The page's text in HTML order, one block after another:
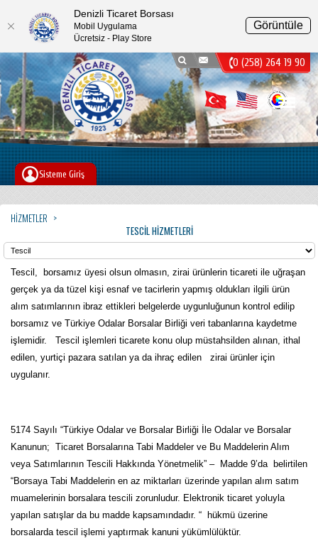
0 (258) 264 19 90
Sisteme Giriş
HIZMETLER
TESCIL HIZMETLERI
Tescil, borsamız üyesi olsun olmasın, zirai ürünlerin ticareti ile uğraşan
gerçek ya da tüzel kişi esnaf ve tacirlerin yapmış oldukları ilgili ürün
alım satımlarının ibraz ettikleri belgelerde uygunluğunun kontrol edilip
borsamız ve Türkiye Odalar Borsalar Birliği veri tabanlarına kaydetme
işlemidir. Tescil işlemleri ticarete konu olup müstahsilden alınan, ithal
edilen, yurtiçi pazara satılan ya da ihraç edilen zirai ürünler için
uygulanır.
5174 Sayılı “Türkiye Odalar ve Borsalar Birliği İle Odalar ve Borsalar
Kanunun; Ticaret Borsalarına Tabi Maddeler ve Bu Maddelerin Alım
veya Satımlarının Tescili Hakkında Yönetmelik” – Madde 9’da belirtilen
“Borsaya Tabi Maddelerin en az miktarları üzerinde yapılan alım satım
muamelerinin borsalara tescili zorunludur. Elektronik ticaret yoluyla
yapılan satışlar da bu madde kapsamındadır. “ hükmü üzerine
borsalarda tescil işlemi yaptırmak kanuni yükümlülüktür.
Menu
Denizli Ticaret Borsası
Mobil Uygulama
Ücretsiz - Play Store
Görüntüle